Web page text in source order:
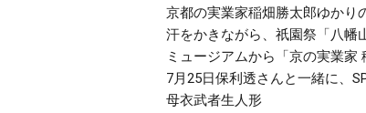
京都の実業家稲畑勝太郎ゆかり
汗をかきながら、祇園祭「八幡
ミュージアムから「京の実業
7月25日保利透さんと一緒に、
母衣武者生人形